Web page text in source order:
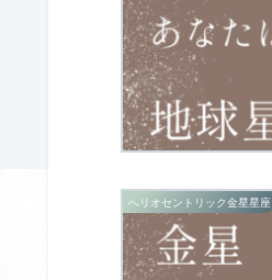
へリオセントリック金星星座